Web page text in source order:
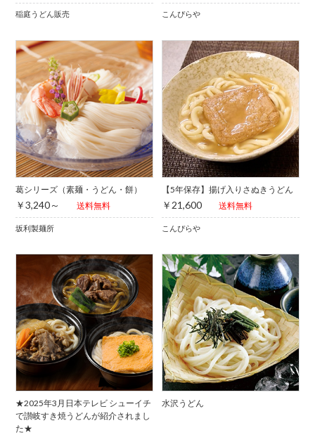
稲庭うどん販売 こんぴらや
葛シリーズ（素麺・うどん・餅）
￥3,240～ 送料無料
坂利製麺所
【5年保存】揚げ入りさぬきうどん
￥21,600 送料無料
こんぴらや
★2025年3月日本テレビ シューイチ
で讃岐すき焼うどんが紹介されまし
た★
水沢うどん